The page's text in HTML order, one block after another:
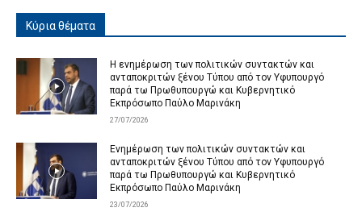
Κύρια θέματα
Η ενημέρωση των πολιτικών συντακτών και
ανταποκριτών ξένου Τύπου από τον Υφυπουργό
παρά τω Πρωθυπουργώ και Κυβερνητικό
Εκπρόσωπο Παύλο Μαρινάκη
27/07/2026
Ενημέρωση των πολιτικών συντακτών και
ανταποκριτών ξένου Τύπου από τον Υφυπουργό
παρά τω Πρωθυπουργώ και Κυβερνητικό
Εκπρόσωπο Παύλο Μαρινάκη
23/07/2026